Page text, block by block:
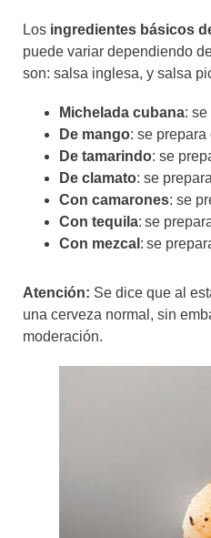
Los ingredientes básicos
puede variar dependiendo
son: salsa inglesa, y salsa
Michelada cubana:
De mango: se
De tamarindo: se
De clamato: se
Con camarones: se
Con tequila: se
Con mezcal : se
Atención: Se dice que al
una cerveza normal, sin
moderación.